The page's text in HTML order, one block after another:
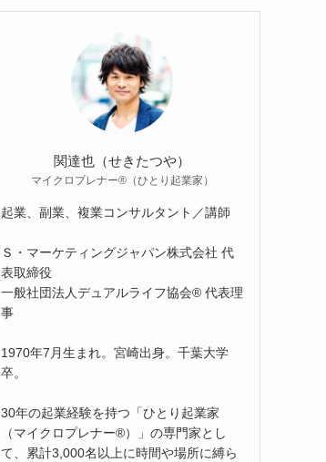
関達也（せきたつや）
マイクロプレナー®（ひとり起業家）
起業、副業、複業コンサルタント／講師
Ｓ・マーケティングジャパン株式会社 代
表取締役
一般社団法人デュアルライフ協会® 代表理
事
1970年7月生まれ。宮崎出身。千葉大学
卒。
30年の起業経験を持つ「ひとり起業家
（マイクロプレナー®）」の専門家とし
て、累計3,000名以上に時間や場所に縛ら